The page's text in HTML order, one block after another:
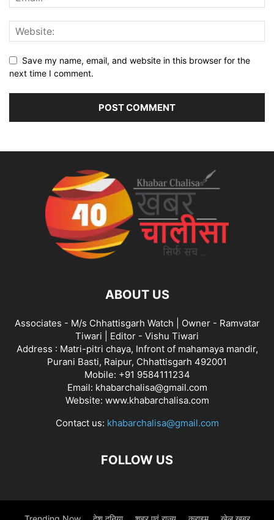
Save my name, email, and website in this browser for the
next time I comment.
ABOUT US
Associates - M/s Chhattisgarh Watch | Owner - Ramvatar
Tiwari | Editor - Vishu Tiwari
Address : Matri-pitri chaya, Infront of mahamaya mandir,
Purani Basti, Raipur, Chhattisgarh 492001
Mobile: +91 9584111234
Email: khabarchalisa@gmail.com
Website: www.khabarchalisa.com
Contact us: khabarchalisa@gmail.com
FOLLOW US